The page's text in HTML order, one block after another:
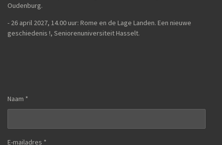
Oudenburg.
- 26 april 2027, 14.00 uur: Rome en de Lage Landen. Een nieuwe
geschiedenis !, Seniorenuniversiteit Hasselt.
Naam *
E-mailadres *